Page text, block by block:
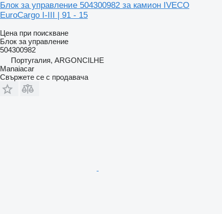
Блок за управление 504300982 за камион IVECO
EuroCargo I-III | 91 - 15
Цена при поискване
Блок за управление
504300982
Португалия, ARGONCILHE
Manaiacar
Свържете се с продавача